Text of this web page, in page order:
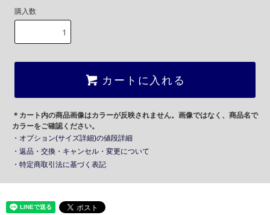
購入数
カートに入れる
＊カート内の商品画像はカラーが反映されません。画像ではなく、商品名で
カラーをご確認ください。
・オプション(サイズ詳細)の値段詳細
・返品・交換・キャンセル・変更について
・特定商取引法に基づく表記